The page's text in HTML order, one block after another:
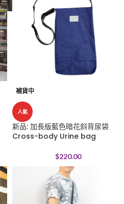
補貨中
人氣
新品: 加長版藍色暗花斜背尿袋
Cross-body Urine bag
$220.00